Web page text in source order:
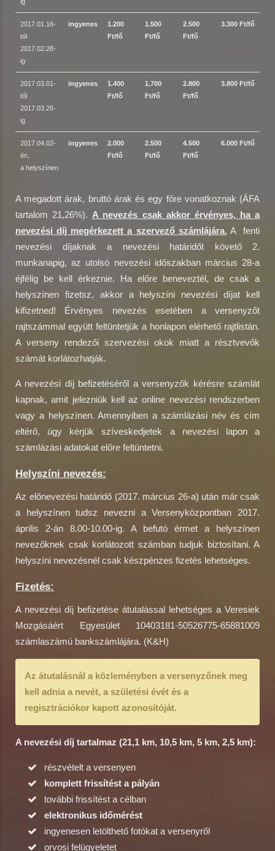
2017.01.16-
tól
2017.02.28-
ig
ingyenes
1.200
Ft/fő
1.500
Ft/fő
2.500
Ft/fő
3.300 Ft/fő
2017.03.01-
től
2017.03.26-
ig
ingyenes
1.400
Ft/fő
1.700
Ft/fő
2.800
Ft/fő
3.800 Ft/fő
2017.04.02-
én,
a helyszínen
ingyenes
2.000
Ft/fő
2.500
Ft/fő
4.500
Ft/fő
6.000 Ft/fő
A megadott árak, bruttó árak és egy főre vonatkoznak (ÁFA
tartalom 21,26%). A nevezés csak akkor érvényes, ha a
nevezési díj megérkezett a szervező számlájára. A fenti
nevezési díjaknak a nevezési határidőt követő 2.
munkanapig, az utolsó nevezési időszakban március 28-a
éjfélig be kell érkeznie. Ha előre beneveztél, de csak a
helyszínen fizetsz, akkor a helyszíni nevezési díjat kell
kifizetned! Érvényes nevezés esetében a versenyzőt
rajtszámmal együtt feltüntetjük a honlapon elérhető rajtlistán.
A verseny rendezői szervezési okok miatt a résztvevők
számát korlátozhatják.
A nevezési díj befizetéséről a versenyzők kérésre számlát
kapnak, amit jelezniük kell az online nevezési rendszerben
vagy a helyszínen. Amennyiben a számlázási név és cím
eltérő, úgy kérjük szíveskedjetek a nevezési lapon a
számlázási adatokat előre feltüntetni.
Helyszíni nevezés:
Az előnevezési határidő (2017. március 26-a) után már csak
a helyszínen tudsz nevezni a Versenyközpontban 2017.
április 2-án 8.00-10.00-ig. A befutó érmet a helyszínen
nevezőknek csak korlátozott számban tudjuk biztosítani. A
helyszíni nevezésnél csak készpénzes fizetés lehetséges.
Fizetés:
A nevezési díj befizetése átutalással lehetséges a Veresiek
Mozgásáért Egyesület 10403181-50526775-65881009
számlaszámú bankszámlájára. (K&H)
Az átutalásnál a közleményben a versenyzőnek meg
kell adnia a nevét, a születési évét és a
regisztrációkor kapott azonosítóját.
A nevezési díj tartalmaz (21,1 km, 10,5 km, 5 km, 2,5 km):
részvételt a versenyen
komplett frissítést a pályán
további frissítést a célban
elektronikus időmérést
ingyenesen letölthető fotókat a versenyről
orvosi felügyeletet